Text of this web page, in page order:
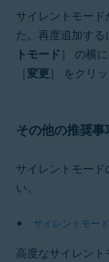
サイレントモー
た。再度追加す
トモード］ の横
［変更］ をクリッ
その他の推奨事
サイレントモー
い。
サイレントモー
高度なサイレン